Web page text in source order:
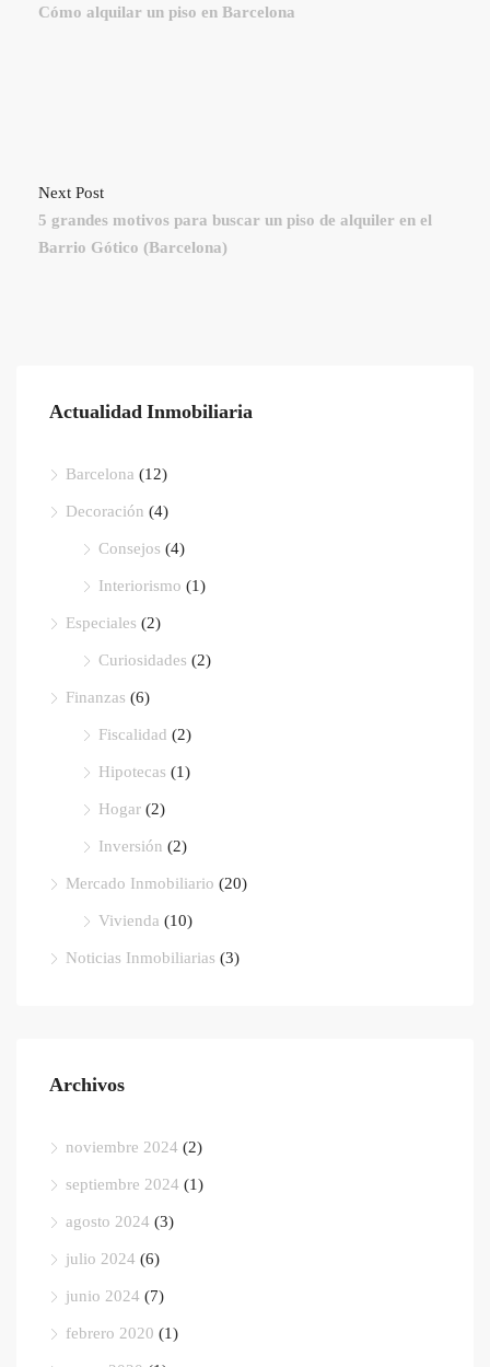
Cómo alquilar un piso en Barcelona
Next Post
5 grandes motivos para buscar un piso de alquiler en el
Barrio Gótico (Barcelona)
Actualidad Inmobiliaria
Barcelona (12)
Decoración (4)
Consejos (4)
Interiorismo (1)
Especiales (2)
Curiosidades (2)
Finanzas (6)
Fiscalidad (2)
Hipotecas (1)
Hogar (2)
Inversión (2)
Mercado Inmobiliario (20)
Vivienda (10)
Noticias Inmobiliarias (3)
Archivos
noviembre 2024 (2)
septiembre 2024 (1)
agosto 2024 (3)
julio 2024 (6)
junio 2024 (7)
febrero 2020 (1)